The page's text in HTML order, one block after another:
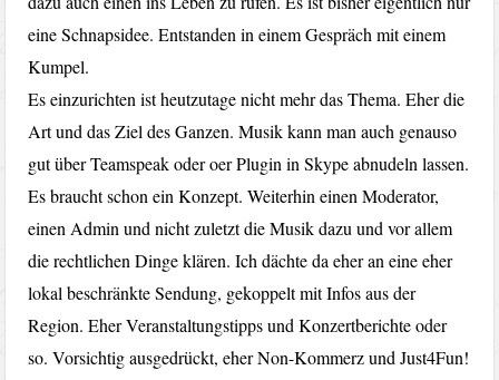
eine Schnapsidee. Entstanden in einem Gespräch mit einem
Kumpel.
Es einzurichten ist heutzutage nicht mehr das Thema. Eher die
Art und das Ziel des Ganzen. Musik kann man auch genauso
gut über Teamspeak oder oer Plugin in Skype abnudeln lassen.
Es braucht schon ein Konzept. Weiterhin einen Moderator,
einen Admin und nicht zuletzt die Musik dazu und vor allem
die rechtlichen Dinge klären. Ich dächte da eher an eine eher
lokal beschränkte Sendung, gekoppelt mit Infos aus der
Region. Eher Veranstaltungstipps und Konzertberichte oder
so. Vorsichtig ausgedrückt, eher Non-Kommerz und Just4Fun!